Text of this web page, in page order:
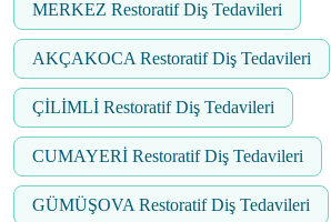
MERKEZ Restoratif Diş Tedavileri
AKÇAKOCA Restoratif Diş Tedavileri
ÇİLİMLİ Restoratif Diş Tedavileri
CUMAYERİ Restoratif Diş Tedavileri
GÜMÜŞOVA Restoratif Diş Tedavileri